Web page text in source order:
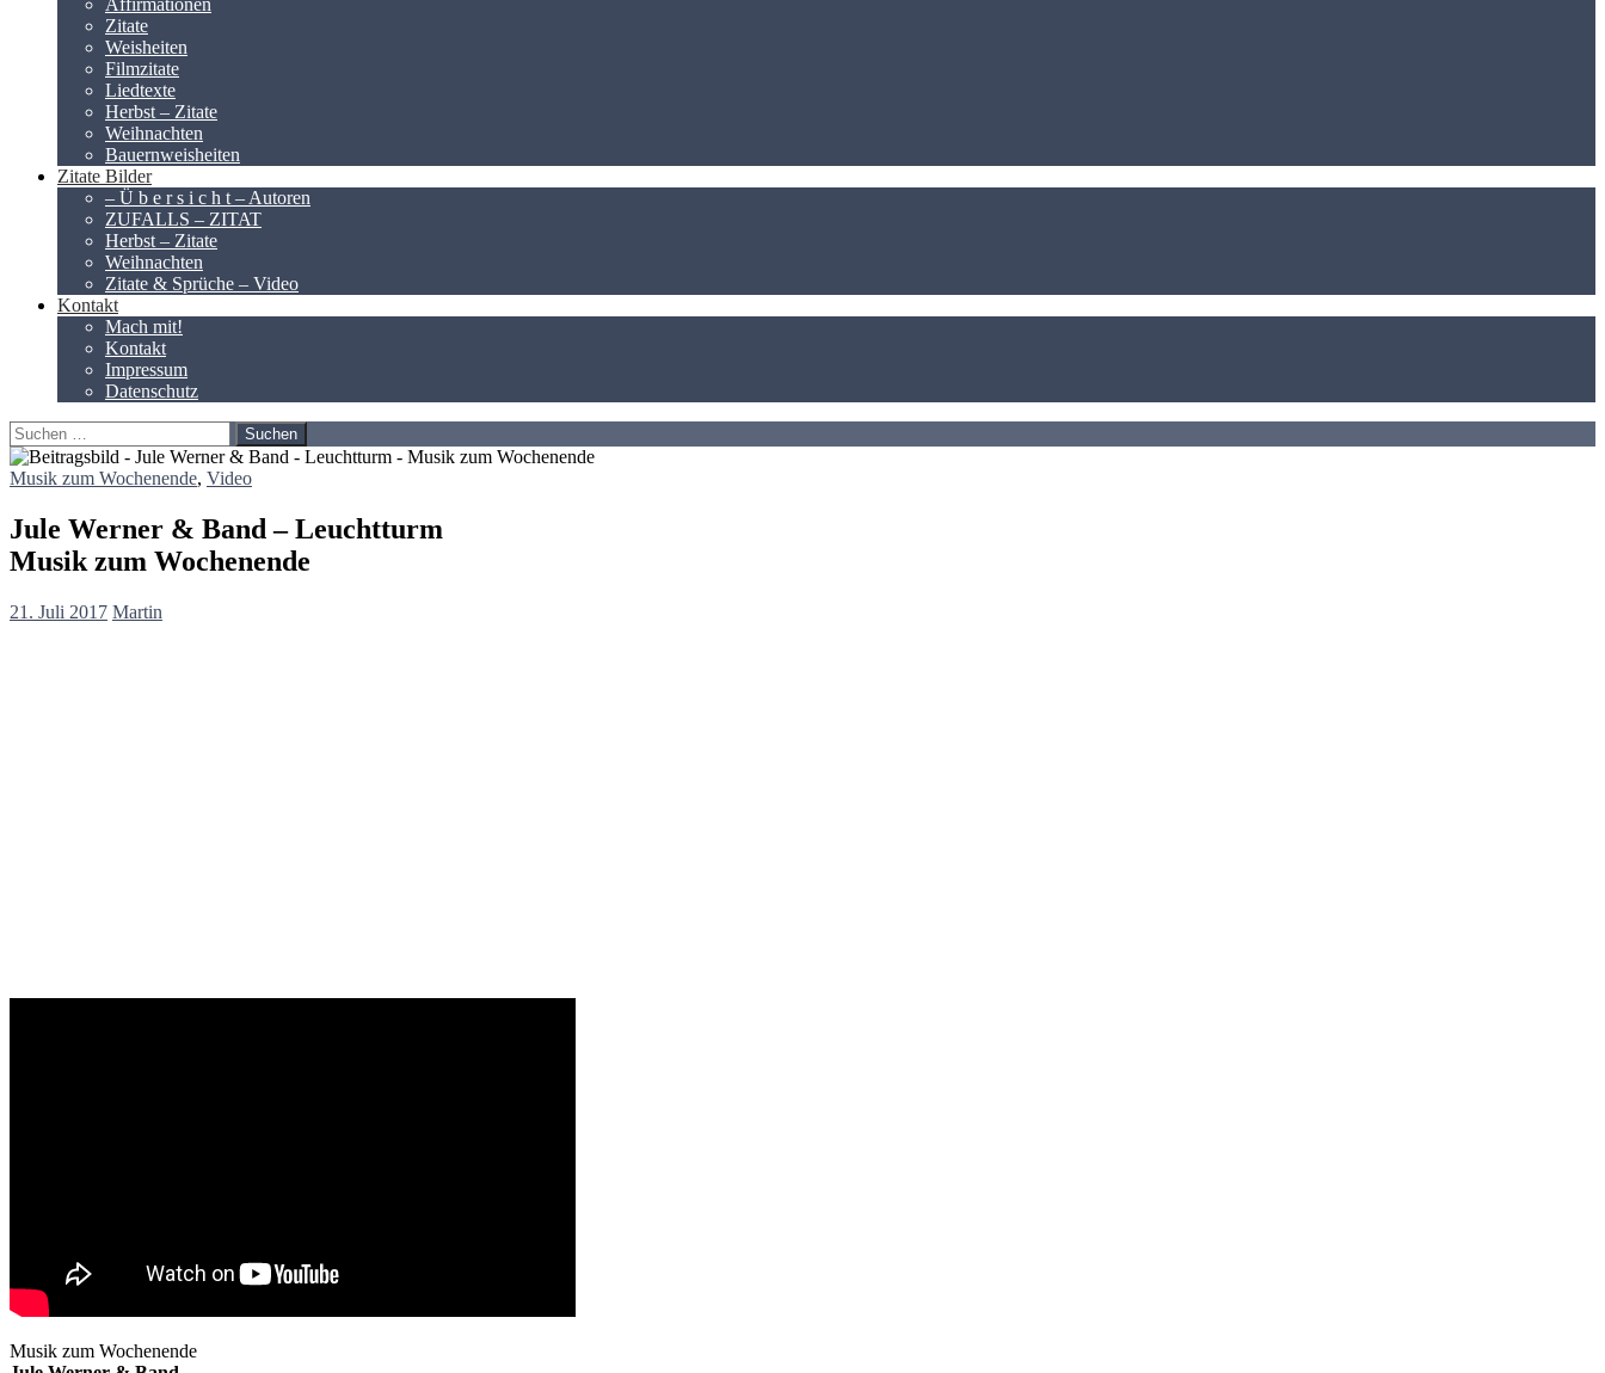
Zitate
Weisheiten
Filmzitate
Liedtexte
Herbst – Zitate
Weihnachten
Bauernweisheiten
Zitate Bilder
– Ü b e r s i c h t – Autoren
ZUFALLS – ZITAT
Herbst – Zitate
Weihnachten
Zitate & Sprüche – Video
Kontakt
Mach mit!
Kontakt
Impressum
Datenschutz
Suchen
nach:
Musik zum Wochenende, Video
Jule Werner & Band – Leuchtturm
Musik zum Wochenende
21. Juli 2017 Martin
Musik zum Wochenende